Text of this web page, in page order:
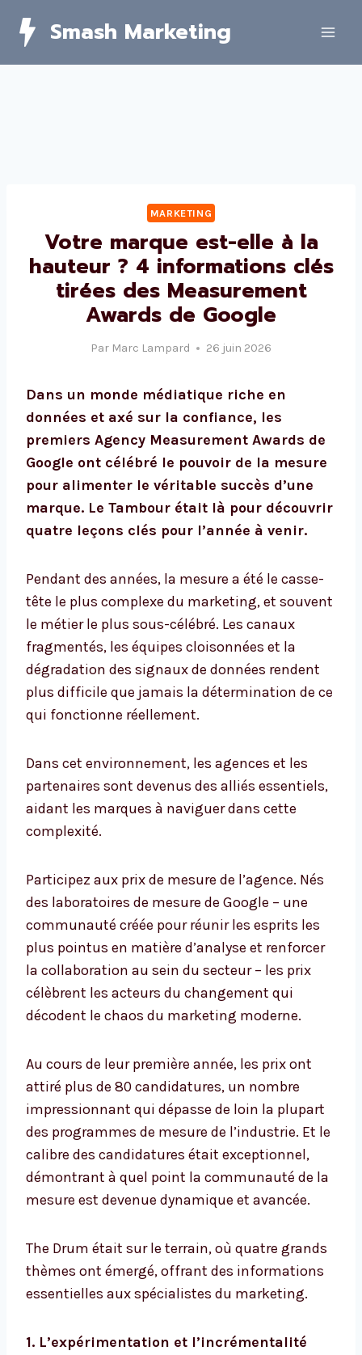
Smash Marketing
MARKETING
Votre marque est-elle à la
hauteur ? 4 informations clés
tirées des Measurement
Awards de Google
Par Marc Lampard 26 juin 2026
Dans un monde médiatique riche en
données et axé sur la confiance, les
premiers Agency Measurement Awards de
Google ont célébré le pouvoir de la mesure
pour alimenter le véritable succès d’une
marque. Le Tambour était là pour découvrir
quatre leçons clés pour l’année à venir.
Pendant des années, la mesure a été le casse-
tête le plus complexe du marketing, et souvent
le métier le plus sous-célébré. Les canaux
fragmentés, les équipes cloisonnées et la
dégradation des signaux de données rendent
plus difficile que jamais la détermination de ce
qui fonctionne réellement.
Dans cet environnement, les agences et les
partenaires sont devenus des alliés essentiels,
aidant les marques à naviguer dans cette
complexité.
Participez aux prix de mesure de l’agence. Nés
des laboratoires de mesure de Google – une
communauté créée pour réunir les esprits les
plus pointus en matière d’analyse et renforcer
la collaboration au sein du secteur – les prix
célèbrent les acteurs du changement qui
décodent le chaos du marketing moderne.
Au cours de leur première année, les prix ont
attiré plus de 80 candidatures, un nombre
impressionnant qui dépasse de loin la plupart
des programmes de mesure de l’industrie. Et le
calibre des candidatures était exceptionnel,
démontrant à quel point la communauté de la
mesure est devenue dynamique et avancée.
The Drum était sur le terrain, où quatre grands
thèmes ont émergé, offrant des informations
essentielles aux spécialistes du marketing.
1. L’expérimentation et l’incrémentalité